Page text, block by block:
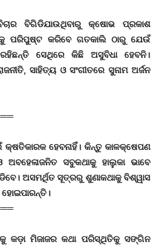
ବିଗିଡିଯାଉଥିବାରୁ କ୍ଷୋଭ ପ୍ରକାଶ
ପରିପୁଷ୍ଟ କରିବେ ଗତକାଲି ଠାରୁ ଯେଉଁ
ସେଥିରେ କିଛି ଅସୁବିଧା ହେବନି।
ସାହିତ୍ୟ ଓ ସଂଗୀତରେ ସୁନାମ ଅର୍ଜନ
ହେବନାହିଁ। କିନ୍ତୁ କାଳକ୍ଷେପଣ
ସବୁକଥାକୁ ହାଲୁକା ଭାବେ
ଅସମର୍ଥିତ ସୂତ୍ରରୁ ଶୁଣାକଥାକୁ ବିଶ୍ୱାସ
କଡ଼ା ମିଜାଜର କଥା ପରିସ୍ଥିତିକୁ ସଙ୍ଗିନ